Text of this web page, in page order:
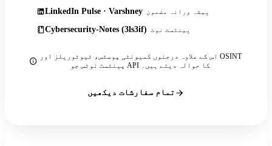
LinkedIn Pulse · Varshney پیشہ ورانہ مضمون
Cybersecurity-Notes (3ls3if) پینٹسٹ نوٹ
اس کے علاوہ درجنوں کمیونٹی پوسٹس، ٹیوٹوریلز اور OSINT
پینٹسٹ نوٹس جو API کا حوالہ دیتے ہیں۔
تمام سفارشات دیکھیں